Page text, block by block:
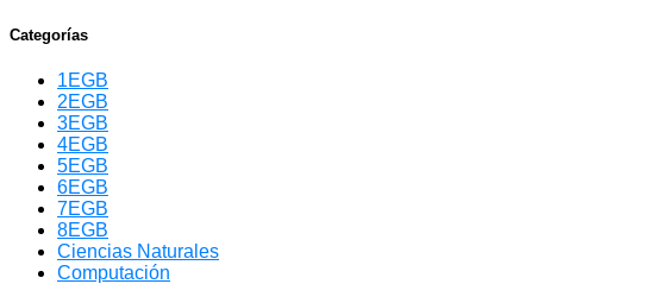
Categorías
1EGB
2EGB
3EGB
4EGB
5EGB
6EGB
7EGB
8EGB
Ciencias Naturales
Computación